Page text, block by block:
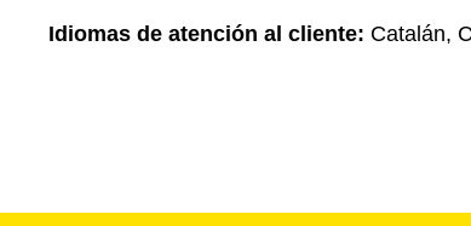
Idiomas de atención al cliente: Catalán,